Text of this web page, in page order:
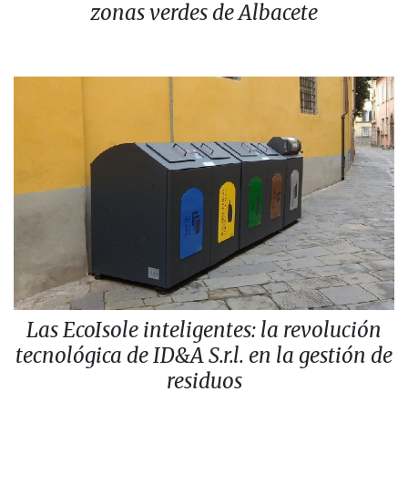
zonas verdes de Albacete
Las EcoIsole inteligentes: la revolución
tecnológica de ID&A S.r.l. en la gestión de
residuos